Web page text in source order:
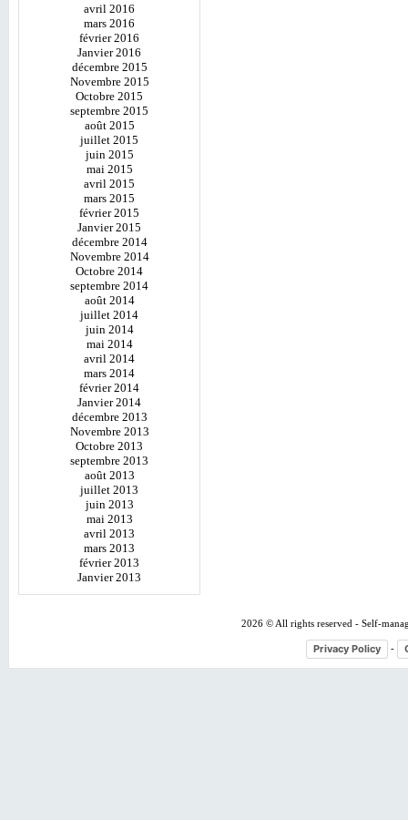
avril 2016
mars 2016
février 2016
Janvier 2016
décembre 2015
Novembre 2015
Octobre 2015
septembre 2015
août 2015
juillet 2015
juin 2015
mai 2015
avril 2015
mars 2015
février 2015
Janvier 2015
décembre 2014
Novembre 2014
Octobre 2014
septembre 2014
août 2014
juillet 2014
juin 2014
mai 2014
avril 2014
mars 2014
février 2014
Janvier 2014
décembre 2013
Novembre 2013
Octobre 2013
septembre 2013
août 2013
juillet 2013
juin 2013
mai 2013
avril 2013
mars 2013
février 2013
Janvier 2013
2026 © All rights reserved - Self-
Privacy Policy -